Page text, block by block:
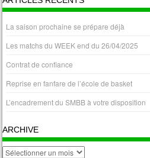
La saison prochaine se prépare déjà
Les matchs du WEEK end du 26/04/2025
Contrat de confiance
Reprise en fanfare de l’école de basket
L’encadrement du SMBB à votre disposition
ARCHIVE
archive